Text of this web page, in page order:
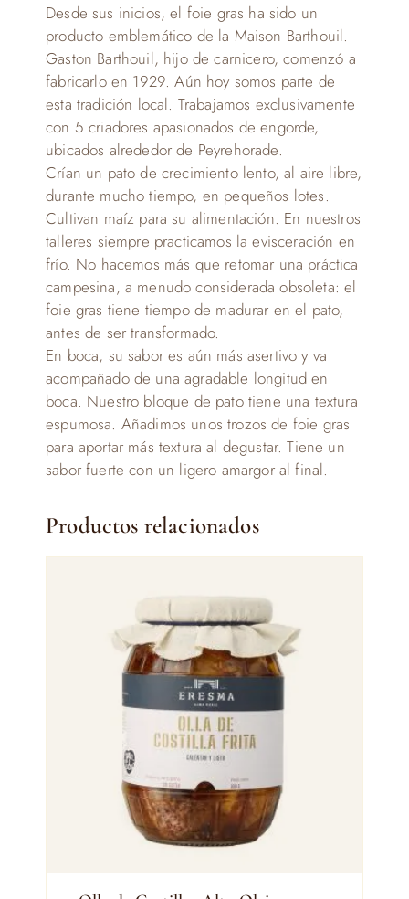
Desde sus inicios, el foie gras ha sido un
producto emblemático de la Maison Barthouil.
Gaston Barthouil, hijo de carnicero, comenzó a
fabricarlo en 1929. Aún hoy somos parte de
esta tradición local. Trabajamos exclusivamente
con 5 criadores apasionados de engorde,
ubicados alrededor de Peyrehorade.
Crían un pato de crecimiento lento, al aire libre,
durante mucho tiempo, en pequeños lotes.
Cultivan maíz para su alimentación. En nuestros
talleres siempre practicamos la evisceración en
frío. No hacemos más que retomar una práctica
campesina, a menudo considerada obsoleta: el
foie gras tiene tiempo de madurar en el pato,
antes de ser transformado.
En boca, su sabor es aún más asertivo y va
acompañado de una agradable longitud en
boca. Nuestro bloque de pato tiene una textura
espumosa. Añadimos unos trozos de foie gras
para aportar más textura al degustar. Tiene un
sabor fuerte con un ligero amargor al final.
Productos relacionados